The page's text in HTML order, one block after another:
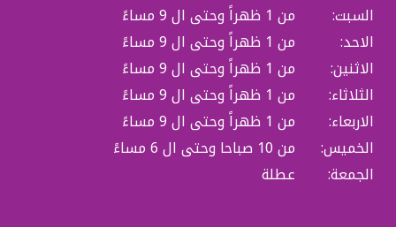
السبت:
من 1 ظهراً وحتى ال 9 مساءً
الاحد:
من 1 ظهراً وحتى ال 9 مساءً
الاثنين:
من 1 ظهراً وحتى ال 9 مساءً
الثلاثاء:
من 1 ظهراً وحتى ال 9 مساءً
الاربعاء:
من 1 ظهراً وحتى ال 9 مساءً
الخميس:
من 10 صباحا وحتى ال 6 مساءً
الجمعة:
عطلة